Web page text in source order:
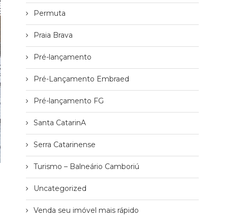
Permuta
Praia Brava
Pré-lançamento
Pré-Lançamento Embraed
Pré-lançamento FG
Santa CatarinA
Serra Catarinense
Turismo – Balneário Camboriú
Uncategorized
Venda seu imóvel mais rápido